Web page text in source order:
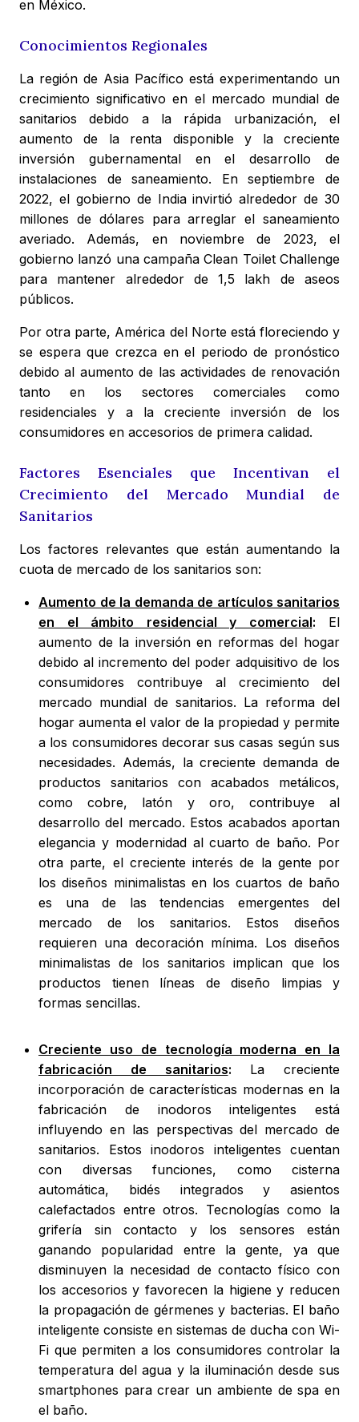
en México.
Conocimientos Regionales
La región de Asia Pacífico está experimentando un
crecimiento significativo en el mercado mundial de
sanitarios debido a la rápida urbanización, el
aumento de la renta disponible y la creciente
inversión gubernamental en el desarrollo de
instalaciones de saneamiento. En septiembre de
2022, el gobierno de India invirtió alrededor de 30
millones de dólares para arreglar el saneamiento
averiado. Además, en noviembre de 2023, el
gobierno lanzó una campaña Clean Toilet Challenge
para mantener alrededor de 1,5 lakh de aseos
públicos.
Por otra parte, América del Norte está floreciendo y
se espera que crezca en el periodo de pronóstico
debido al aumento de las actividades de renovación
tanto en los sectores comerciales como
residenciales y a la creciente inversión de los
consumidores en accesorios de primera calidad.
Factores Esenciales que Incentivan el
Crecimiento del Mercado Mundial de
Sanitarios
Los factores relevantes que están aumentando la
cuota de mercado de los sanitarios son:
Aumento de la demanda de artículos sanitarios
en el ámbito residencial y comercial: El
aumento de la inversión en reformas del hogar
debido al incremento del poder adquisitivo de los
consumidores contribuye al crecimiento del
mercado mundial de sanitarios. La reforma del
hogar aumenta el valor de la propiedad y permite
a los consumidores decorar sus casas según sus
necesidades. Además, la creciente demanda de
productos sanitarios con acabados metálicos,
como cobre, latón y oro, contribuye al
desarrollo del mercado. Estos acabados aportan
elegancia y modernidad al cuarto de baño. Por
otra parte, el creciente interés de la gente por
los diseños minimalistas en los cuartos de baño
es una de las tendencias emergentes del
mercado de los sanitarios. Estos diseños
requieren una decoración mínima. Los diseños
minimalistas de los sanitarios implican que los
productos tienen líneas de diseño limpias y
formas sencillas.
Creciente uso de tecnología moderna en la
fabricación de sanitarios: La creciente
incorporación de características modernas en la
fabricación de inodoros inteligentes está
influyendo en las perspectivas del mercado de
sanitarios. Estos inodoros inteligentes cuentan
con diversas funciones, como cisterna
automática, bidés integrados y asientos
calefactados entre otros. Tecnologías como la
grifería sin contacto y los sensores están
ganando popularidad entre la gente, ya que
disminuyen la necesidad de contacto físico con
los accesorios y favorecen la higiene y reducen
la propagación de gérmenes y bacterias. El baño
inteligente consiste en sistemas de ducha con Wi-
Fi que permiten a los consumidores controlar la
temperatura del agua y la iluminación desde sus
smartphones para crear un ambiente de spa en
el baño.